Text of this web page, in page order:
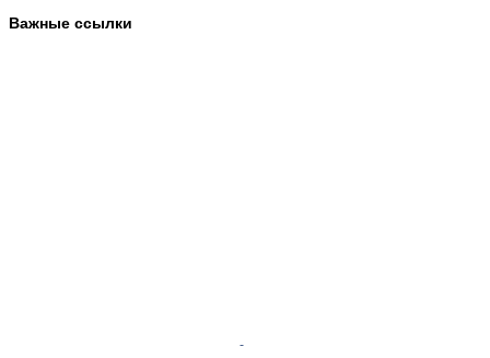
Важные ссылки